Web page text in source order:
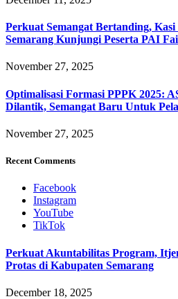
Perkuat Semangat Bertanding,
Semarang Kunjungi Peserta PAI
November 27, 2025
Optimalisasi Formasi PPPK 2025:
Dilantik, Semangat Baru Untuk
November 27, 2025
Recent Comments
Facebook
Instagram
YouTube
TikTok
Perkuat Akuntabilitas Program,
Protas di Kabupaten Semarang
December 18, 2025